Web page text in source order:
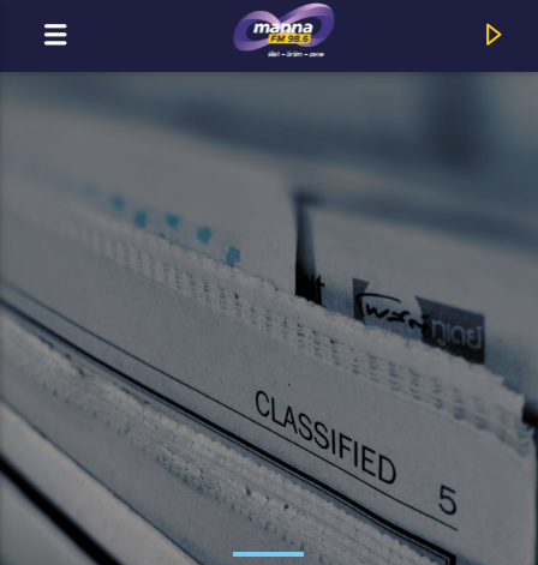
MOST ADÁSBAN
MannaFM